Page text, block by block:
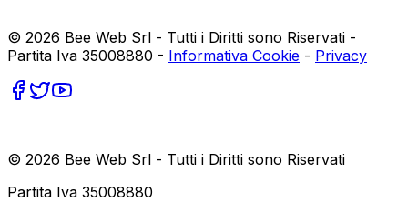
© 2026 Bee Web Srl - Tutti i Diritti sono Riservati -
Partita Iva 35008880 - Informativa Cookie - Privacy
© 2026 Bee Web Srl - Tutti i Diritti sono Riservati
Partita Iva 35008880